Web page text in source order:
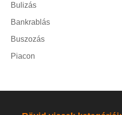
Bulizás
Bankrablás
Buszozás
Piacon